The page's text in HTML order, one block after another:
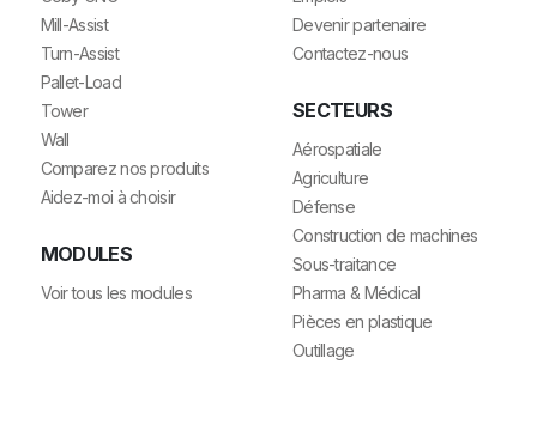
Mill-Assist
Turn-Assist
Pallet-Load
Tower
Wall
Comparez nos produits
Aidez-moi à choisir
MODULES
Voir tous les modules
Devenir partenaire
Contactez-nous
SECTEURS
Aérospatiale
Agriculture
Défense
Construction de machines
Sous-traitance
Pharma & Médical
Pièces en plastique
Outillage